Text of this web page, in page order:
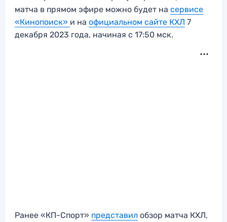
матча в прямом эфире можно будет на сервисе
«Кинопоиск» и на официальном сайте КХЛ 7
декабря 2023 года, начиная с 17:50 мск.
Ранее «КП-Спорт» представил обзор матча КХЛ,